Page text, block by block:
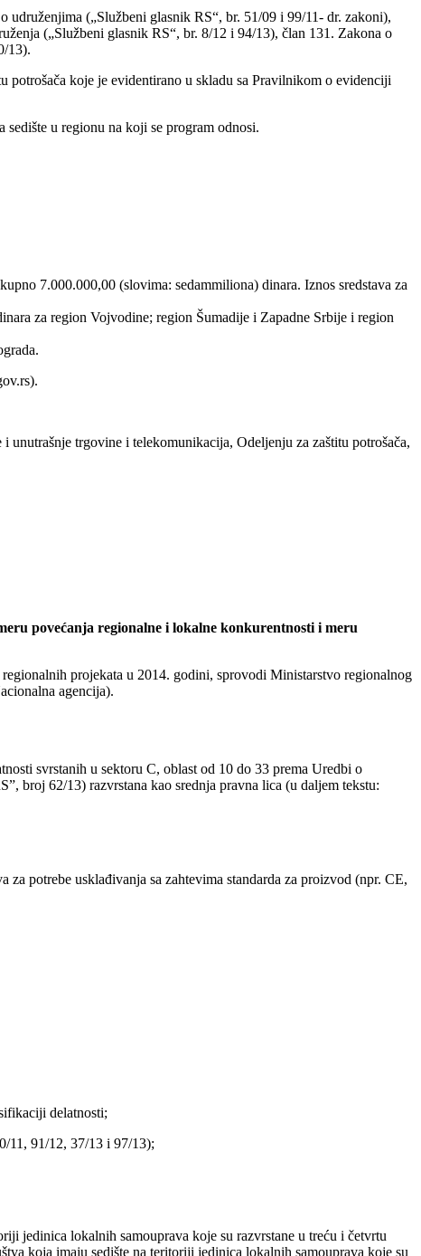
udruženjima („Službeni glasnik RS“, br. 51/09 i 99/11- dr. zakoni),
(„Službeni glasnik RS“, br. 8/12 i 94/13), član 131. Zakona o
13).
potrošača koje je evidentirano u skladu sa Pravilnikom o evidenciji
sedište u regionu na koji se program odnosi.
7.000.000,00 (slovima: sedammiliona) dinara. Iznos sredstava za
za region Vojvodine; region Šumadije i Zapadne Srbije i region
trgovine i telekomunikacija, Odeljenju za zaštitu potrošača,
povećanja regionalne i lokalne konkurentnosti i meru
projekata u 2014. godini, sprovodi Ministarstvo regionalnog
agencija).
svrstanih u sektoru C, oblast od 10 do 33 prema Uredbi o
broj 62/13) razvrstana kao srednja pravna lica (u daljem tekstu:
potrebe usklađivanja sa zahtevima standarda za proizvod (npr. CE,
delatnosti;
11, 91/12, 37/13 i 97/13);
jedinica lokalnih samouprava koje su razvrstane u treću i četvrtu
koja imaju sedište na teritoriji jedinica lokalnih samouprava koje su